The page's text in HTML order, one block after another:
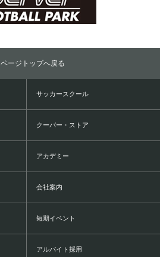
ページトップへ戻る
サッカースクール
クーバー・ストア
アカデミー
会社案内
短期イベント
アルバイト採用